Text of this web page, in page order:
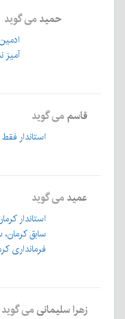
حمید می گوید
آمیز
قاسم می گوید
استاندار
عمید می گوید
استاندار
سابق
فرمانداری
زهرا سلیمانیمی گوید